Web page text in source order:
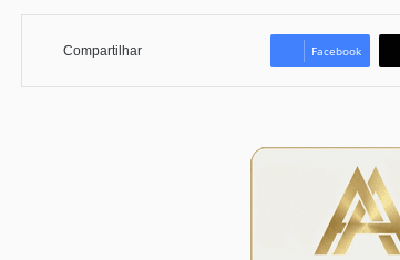
Compartilhar Facebook